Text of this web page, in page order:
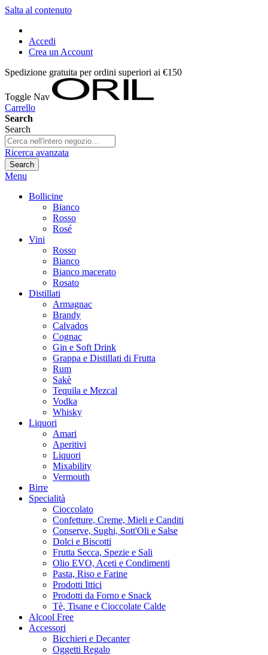
Salta al contenuto
Accedi
Crea un Account
Spedizione gratuita per ordini superiori ai €150
Toggle Nav
Carrello
Search
Search
Ricerca avanzata
Search
Menu
Bollicine
Bianco
Rosso
Rosé
Vini
Rosso
Bianco
Bianco macerato
Rosato
Distillati
Armagnac
Brandy
Calvados
Cognac
Gin e Soft Drink
Grappa e Distillati di Frutta
Rum
Sakè
Tequila e Mezcal
Vodka
Whisky
Liquori
Amari
Aperitivi
Liquori
Mixability
Vermouth
Birre
Specialità
Cioccolato
Confetture, Creme, Mieli e Canditi
Conserve, Sughi, Sott'Oli e Salse
Dolci e Biscotti
Frutta Secca, Spezie e Sali
Olio EVO, Aceti e Condimenti
Pasta, Riso e Farine
Prodotti Ittici
Prodotti da Forno e Snack
Tè, Tisane e Cioccolate Calde
Alcool Free
Accessori
Bicchieri e Decanter
Oggetti Regalo